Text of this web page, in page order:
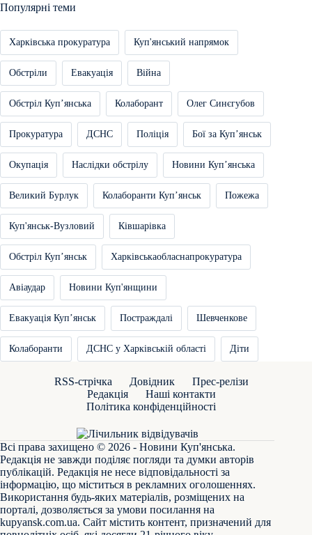
Популярні теми
Харківська прокуратура Куп'янський напрямок
Обстріли Евакуація Війна
Обстріл Купʼянська Колаборант Олег Синєгубов
Прокуратура ДСНС Поліція Бої за Купʼянськ
Окупація Наслідки обстрілу Новини Купʼянська
Великий Бурлук Колаборанти Купʼянськ Пожежа
Куп'янськ-Вузловий Ківшарівка
Обстріл Купʼянськ Харківськаобласнапрокуратура
Авіаудар Новини Куп'янщини
Евакуація Купʼянськ Постраждалі Шевченкове
Колаборанти ДСНС у Харківській області Діти
RSS-стрічка Довідник
Прес-релізи
Редакція
Наші контакти
Політика конфіденційності
Всі права захищено © 2026 - Новини Куп'янська.
Редакція не завжди поділяє погляди та думки авторів
публікацій. Редакція не несе відповідальності за
інформацію, що міститься в рекламних оголошеннях.
Використання будь-яких матеріалів, розміщених на
порталі, дозволяється за умови посилання на
kupyansk.com.ua. Сайт містить контент, призначений для